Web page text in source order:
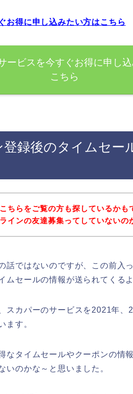
お得に申し込みたい方はこちら
ービスを今すぐお得に申し
こちら
録後のタイムセー
ちらをご覧の方も探しているかも
インの友達募集ってしていないの
話ではないのですが、この前入
ムセールの情報が送られてくる
スカパーのサービスを2021年、
ます。
なタイムセールやクーポンの情
いのかな～と思いました。